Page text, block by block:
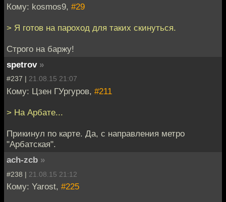
Кому: kosmos9, #29
> Я готов на пароход для таких скинуться.
Строго на баржу!
spetrov »
#237 | 21.08.15 21:07
Кому: Цзен ГУргуров, #211
> На Арбате...
Прикинул по карте. Да, с направления метро
"Арбатская".
ach-zcb »
#238 | 21.08.15 21:12
Кому: Yarost, #225